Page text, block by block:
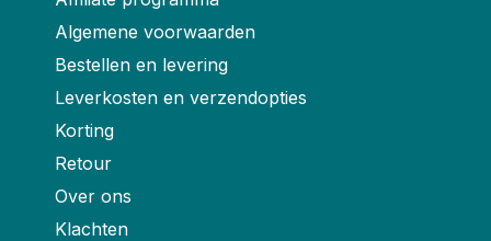
Algemene voorwaarden
Bestellen en levering
Leverkosten en verzendopties
Korting
Retour
Over ons
Klachten